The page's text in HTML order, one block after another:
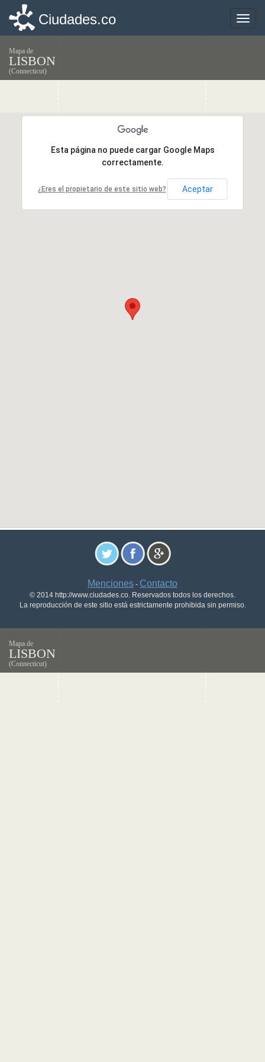
Toggle
Ciudades.co
Mapa de
LISBON
(Connecticut)
Esta página no puede cargar Google Maps
correctamente.
¿Eres el propietario de este sitio web? Aceptar
Esta página no puede cargar Google Maps
correctamente.
¿Eres el propietario de este sitio web? Aceptar
Menciones - Contacto
© 2014 http://www.ciudades.co. Reservados todos los derechos.
La reproducción de este sitio está estrictamente prohibida sin permiso.
Toggle
Ciudades.co
Mapa de
LISBON
(Connecticut)